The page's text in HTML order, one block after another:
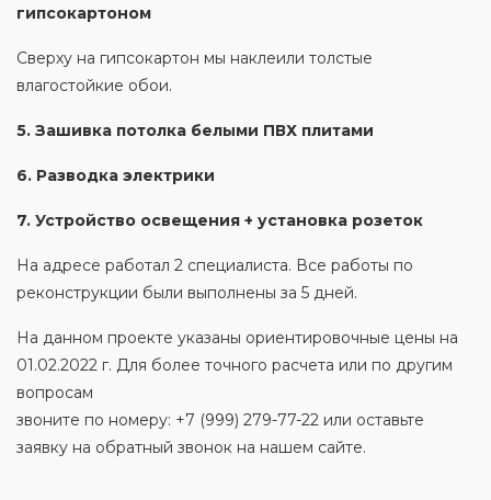
гипсокартоном
Сверху на гипсокартон мы наклеили толстые
влагостойкие обои.
5. Зашивка потолка белыми ПВХ плитами
6. Разводка электрики
7. Устройство освещения + установка розеток
На адресе работал 2 специалиста. Все работы по
реконструкции были выполнены за 5 дней.
На данном проекте указаны ориентировочные цены на
01.02.2022 г. Для более точного расчета или по другим
вопросам
звоните по номеру: +7 (999) 279-77-22 или оставьте
заявку на обратный звонок на нашем сайте.